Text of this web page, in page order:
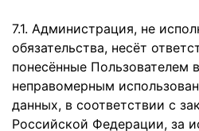
7.1. Администрация, не
обязательства, несёт
понесённые Пользователем
неправомерным
данных, в соответствии с
Российской Федерации, за